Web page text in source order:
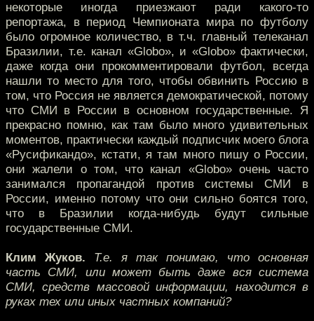
некоторые иногда приезжают ради какого-то
репортажа, в период Чемпионата мира по футболу
было огромное количество, в т.ч. главный телеканал
Бразилии, т.е. канал «Globo», и «Globo» фактически,
даже когда они прокомментировали футбол, всегда
нашли то место для того, чтобы обвинить Россию в
том, что Россия не является демократической, потому
что СМИ в России в основном государственные. Я
прекрасно помню, как там было много удивительных
моментов, практически каждый подписчик моего блога
«Русификандо», кстати, я там много пишу о России,
они жалели о том, что канал «Globo» очень часто
занимался пропагандой против системы СМИ в
России, именно потому что они сильно боятся того,
что в Бразилии когда-нибудь будут сильные
государственные СМИ.
Клим Жуков. Т.е. я так понимаю, что основная
часть СМИ, или может быть даже вся система
СМИ, средств массовой информации, находится в
руках тех или иных частных компаний?